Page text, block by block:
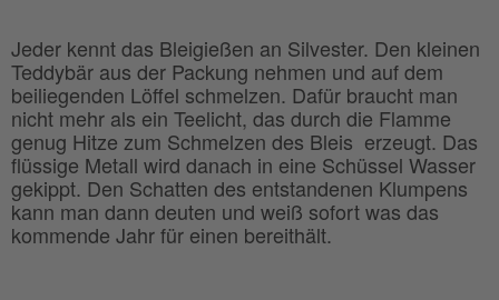
Jeder kennt das Bleigießen an Silvester. Den kleinen
Teddybär aus der Packung nehmen und auf dem
beiliegenden Löffel schmelzen. Dafür braucht man
nicht mehr als ein Teelicht, das durch die Flamme
genug Hitze zum Schmelzen des Bleis erzeugt. Das
flüssige Metall wird danach in eine Schüssel Wasser
gekippt. Den Schatten des entstandenen Klumpens
kann man dann deuten und weiß sofort was das
kommende Jahr für einen bereithält.